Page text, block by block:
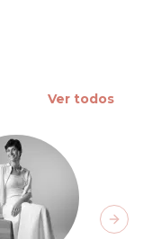
Ver todos